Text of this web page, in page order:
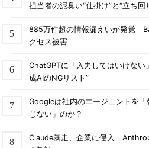
担当者の泥臭い“仕掛け”と“立ち回
885万件超の情報漏えいが発覚
クセス被害
ChatGPTに「入力してはいけな
成AIのNGリスト”
Googleは社内のエージェントを
じない」のか？
Claude暴走、企業に侵入